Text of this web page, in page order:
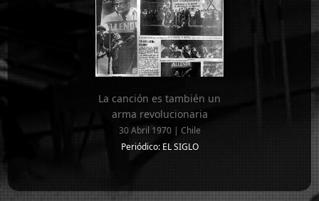
La canción es también un
arma revolucionaria
30 Abril 1970 | Chile
Periódico: EL SIGLO